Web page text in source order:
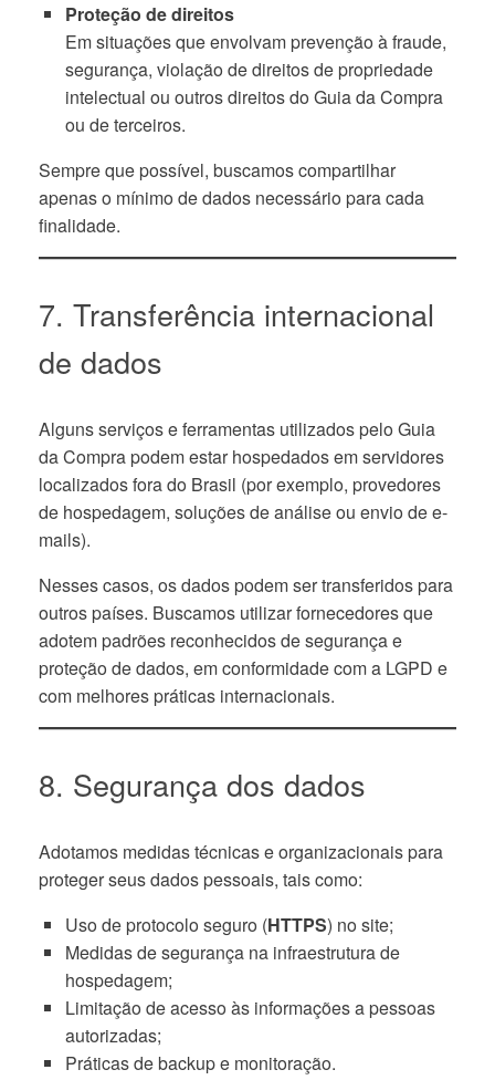
Proteção de direitos
Em situações que envolvam prevenção à fraude,
segurança, violação de direitos de propriedade
intelectual ou outros direitos do Guia da Compra
ou de terceiros.
Sempre que possível, buscamos compartilhar
apenas o mínimo de dados necessário para cada
finalidade.
7. Transferência internacional
de dados
Alguns serviços e ferramentas utilizados pelo Guia
da Compra podem estar hospedados em servidores
localizados fora do Brasil (por exemplo, provedores
de hospedagem, soluções de análise ou envio de e-
mails).
Nesses casos, os dados podem ser transferidos para
outros países. Buscamos utilizar fornecedores que
adotem padrões reconhecidos de segurança e
proteção de dados, em conformidade com a LGPD e
com melhores práticas internacionais.
8. Segurança dos dados
Adotamos medidas técnicas e organizacionais para
proteger seus dados pessoais, tais como:
Uso de protocolo seguro (HTTPS) no site;
Medidas de segurança na infraestrutura de
hospedagem;
Limitação de acesso às informações a pessoas
autorizadas;
Práticas de backup e monitoração.